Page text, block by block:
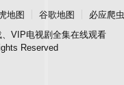
地图 谷歌地图
必应爬虫
VIP电视剧全集在线观看
Reserved